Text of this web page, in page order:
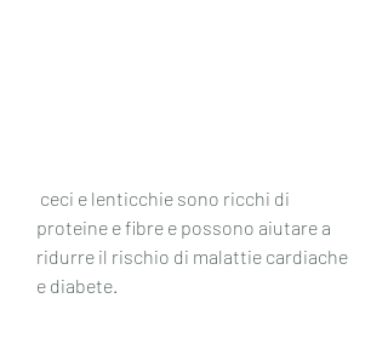
proteine e fibre e possono aiutare a
ridurre il rischio di malattie cardiache
e diabete.